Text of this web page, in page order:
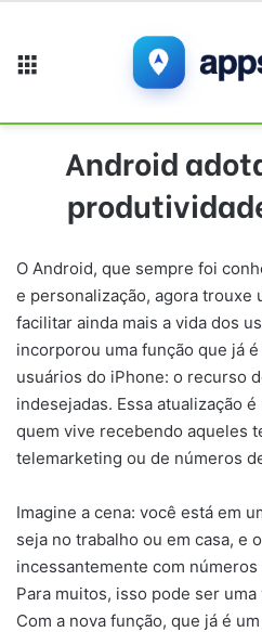
Android
O Android, que sempre foi
e personalização, agora trouxe
facilitar ainda mais a vida dos
incorporou uma função que já
usuários do iPhone: o recurso
indesejadas. Essa atualização
quem vive recebendo aqueles
telemarketing ou de números
Imagine a cena: você está em
seja no trabalho ou em casa, e
incessantemente com
Para muitos, isso pode ser
Com a nova função, que já é